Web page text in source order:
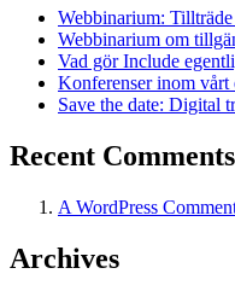
Webbinarium:
Webbinarium om
Vad gör Include
Konferenser inom vårt
Save the date: Digital
Recent Comments
A WordPress
Archives